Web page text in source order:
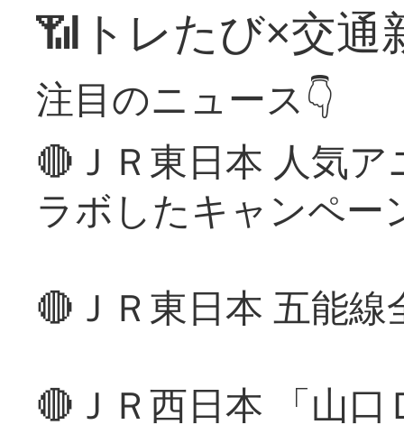
📶トレたび×交通
注目のニュース👇
🔴ＪＲ東日本 人気
ラボしたキャンペー
🔴ＪＲ東日本 五能
🔴ＪＲ西日本 「山